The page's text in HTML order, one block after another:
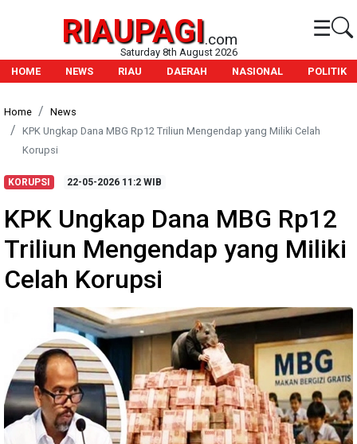
RIAUPAGI.com ☰
Saturday 8th August 2026
HOME
NEWS RIAU DAERAH NASIONAL POLITIK
Home
News
KPK Ungkap Dana MBG Rp12 Triliun Mengendap yang Miliki Celah
Korupsi
KORUPSI 22-05-2026 11:2 WIB
KPK Ungkap Dana MBG Rp12
Triliun Mengendap yang Miliki
Celah Korupsi